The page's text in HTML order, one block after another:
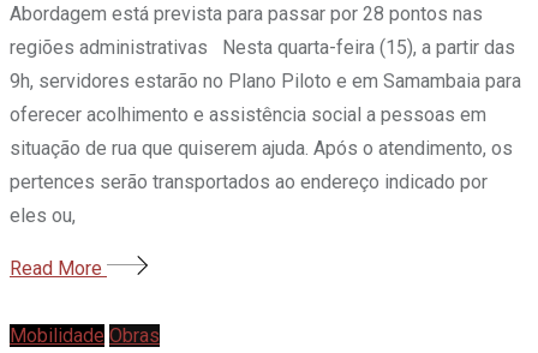
Abordagem está prevista para passar por 28 pontos nas
regiões administrativas Nesta quarta-feira (15), a partir das
9h, servidores estarão no Plano Piloto e em Samambaia para
oferecer acolhimento e assistência social a pessoas em
situação de rua que quiserem ajuda. Após o atendimento, os
pertences serão transportados ao endereço indicado por
eles ou,
Read More
Mobilidade Obras